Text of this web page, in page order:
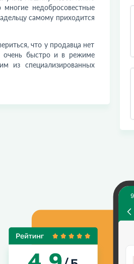
недобросовестные
самому приходится
что у продавца нет
очень быстро и в режиме
из специализированных